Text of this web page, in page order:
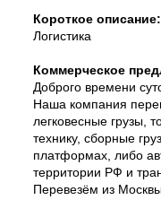
Короткое описание:
Логистика
Коммерческое
Доброго времени
Наша компания
легковесные грузы,
технику, сборные
платформах, либо
территории РФ и
Перевезём из